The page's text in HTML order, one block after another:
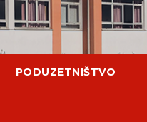
PODUZETNIŠTVO